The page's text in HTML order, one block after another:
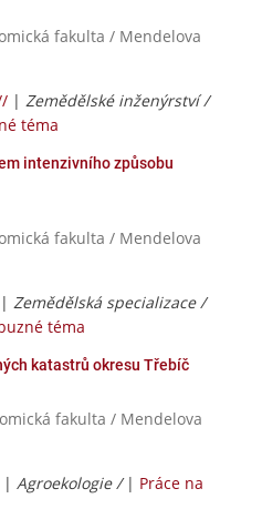
fakulta / Mendelova
| Zemědělské inženýrství /
téma
intenzivního způsobu
fakulta / Mendelova
| Zemědělská specializace /
téma
katastrů okresu Třebíč
fakulta / Mendelova
| Agroekologie / | Práce na